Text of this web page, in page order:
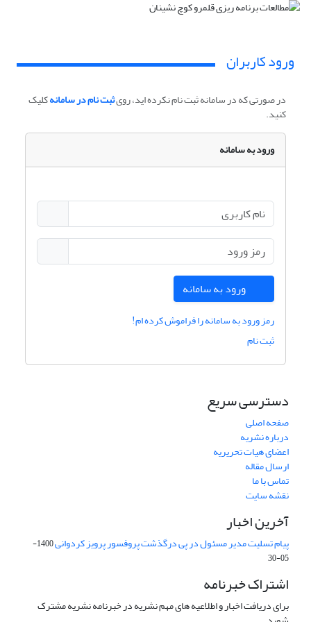
ورود کاربران
در صورتی که در سامانه ثبت نام نکرده اید، رویثبت نام در سامانهکلیک
کنید.
ورود به سامانه
ورود به سامانه
رمز ورود به سامانه را فراموش کرده ام!
ثبت نام
دسترسی سریع
صفحه اصلی
درباره نشریه
اعضای هیات تحریریه
ارسال مقاله
تماس با ما
نقشه سایت
آخرین اخبار
پیام تسلیت مدیر مسئول در پی درگذشت پروفسور پرویز کردوانی
1400-
05-30
اشتراک خبرنامه
برای دریافت اخبار و اطلاعیه های مهم نشریه در خبرنامه نشریه مشترک